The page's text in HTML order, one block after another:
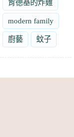
肯德基的炸雞
modern family
廚藝 蚊子